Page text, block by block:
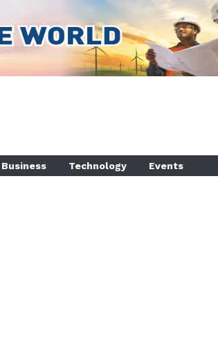
Business Technology Events